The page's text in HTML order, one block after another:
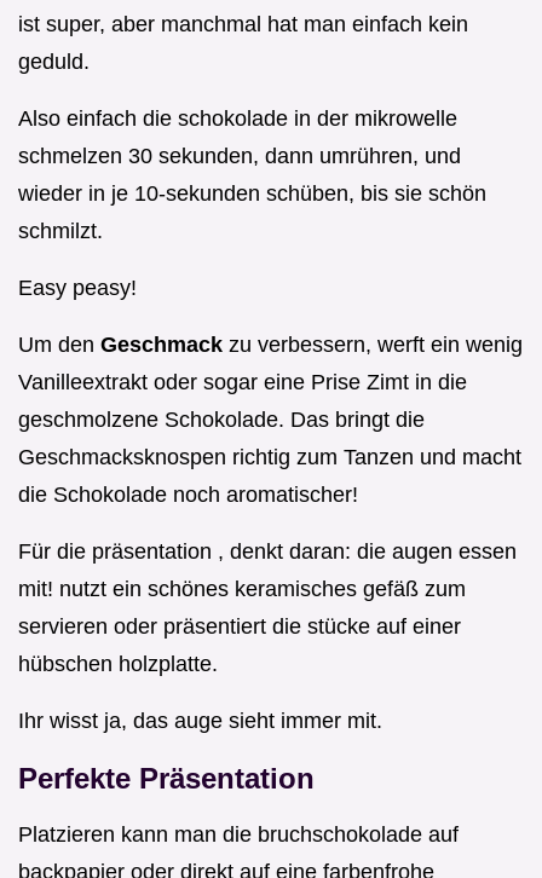
ist super, aber manchmal hat man einfach kein
geduld.
Also einfach die schokolade in der mikrowelle
schmelzen 30 sekunden, dann umrühren, und
wieder in je 10-sekunden schüben, bis sie schön
schmilzt.
Easy peasy!
Um den Geschmack zu verbessern, werft ein wenig
Vanilleextrakt oder sogar eine Prise Zimt in die
geschmolzene Schokolade. Das bringt die
Geschmacksknospen richtig zum Tanzen und macht
die Schokolade noch aromatischer!
Für die präsentation , denkt daran: die augen essen
mit! nutzt ein schönes keramisches gefäß zum
servieren oder präsentiert die stücke auf einer
hübschen holzplatte.
Ihr wisst ja, das auge sieht immer mit.
Perfekte Präsentation
Platzieren kann man die bruchschokolade auf
backpapier oder direkt auf eine farbenfrohe